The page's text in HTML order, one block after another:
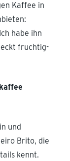
Kaffee in
habe ihn
fruchtig-
und
Brito, die
kennt.